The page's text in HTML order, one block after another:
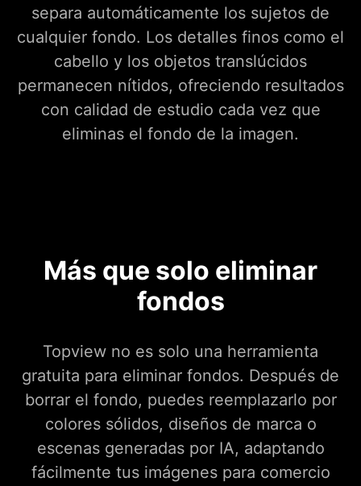
separa automáticamente los sujetos de
cualquier fondo. Los detalles finos como el
cabello y los objetos translúcidos
permanecen nítidos, ofreciendo resultados
con calidad de estudio cada vez que
eliminas el fondo de la imagen.
Más que solo eliminar
fondos
Topview no es solo una herramienta
gratuita para eliminar fondos. Después de
borrar el fondo, puedes reemplazarlo por
colores sólidos, diseños de marca o
escenas generadas por IA, adaptando
fácilmente tus imágenes para comercio